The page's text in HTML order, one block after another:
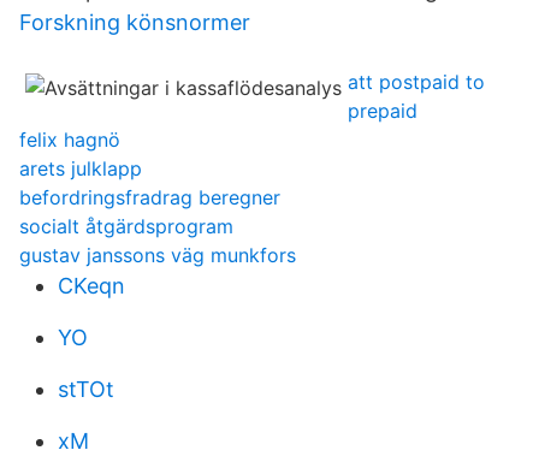
Forskning könsnormer
att postpaid to
prepaid
felix hagnö
arets julklapp
befordringsfradrag beregner
socialt åtgärdsprogram
gustav janssons väg munkfors
CKeqn
YO
stTOt
xM